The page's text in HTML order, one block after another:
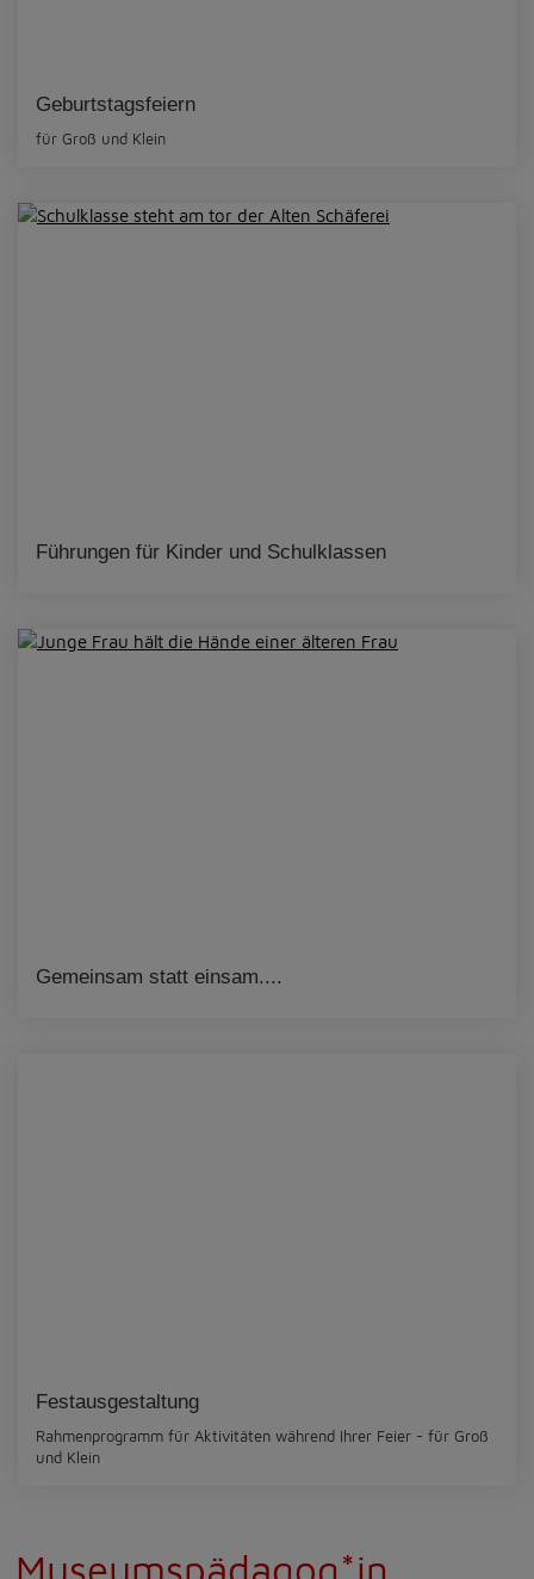
Geburtstagsfeiern
für Groß und Klein
Führungen für Kinder und Schulklassen
Gemeinsam statt einsam....
Festausgestaltung
Rahmenprogramm für Aktivitäten während Ihrer Feier - für Groß
und Klein
Museumspädagog*in